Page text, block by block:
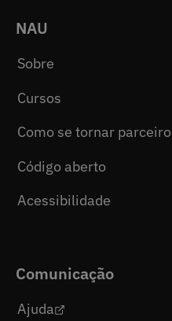
NAU
Sobre
Cursos
Como se tornar parceiro
Código aberto
Acessibilidade
Comunicação
Ajuda